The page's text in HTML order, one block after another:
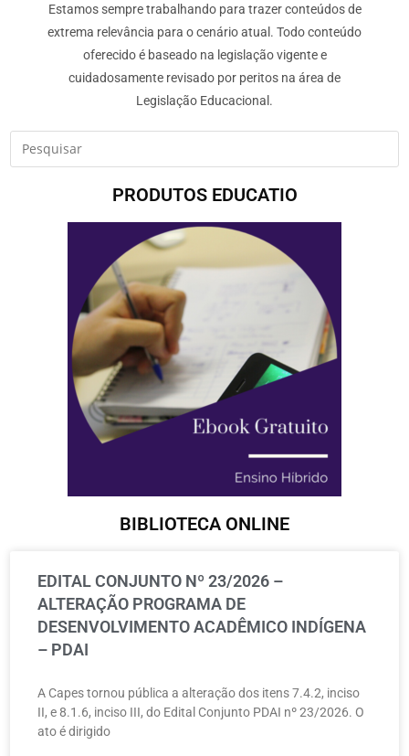
Estamos sempre trabalhando para trazer conteúdos de
extrema relevância para o cenário atual. Todo conteúdo
oferecido é baseado na legislação vigente e
cuidadosamente revisado por peritos na área de
Legislação Educacional.
PRODUTOS EDUCATIO
BIBLIOTECA ONLINE
EDITAL CONJUNTO Nº 23/2026 –
ALTERAÇÃO PROGRAMA DE
DESENVOLVIMENTO ACADÊMICO INDÍGENA
– PDAI
A Capes tornou pública a alteração dos itens 7.4.2, inciso
II, e 8.1.6, inciso III, do Edital Conjunto PDAI nº 23/2026. O
ato é dirigido